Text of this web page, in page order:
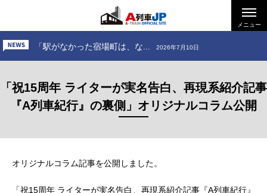
メニュー
「お出かけ、小田急電鉄 ～...
「お出かけ、道南いさりび鉄... 2026年7月24日
「駅がなかった宿場町は、な... 2026年7月10日
「お出かけ、道南いさりび鉄... 2026年7月24日
「祝15周年 ライターが実名告白、再現系紹介記事
『A列車紀行』の裏側」オリジナルコラム公開
オリジナルコラム記事を公開しました。
「祝15周年 ライターが実名告白、再現系紹介記事『A列車紀行』